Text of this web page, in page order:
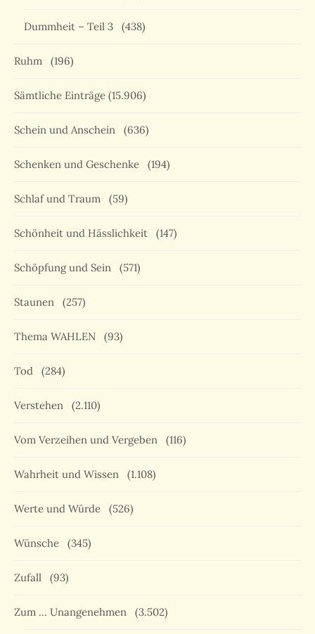
Dummheit – Teil 3 (438)
Ruhm (196)
Sämtliche Einträge (15.906)
Schein und Anschein (636)
Schenken und Geschenke (194)
Schlaf und Traum (59)
Schönheit und Hässlichkeit (147)
Schöpfung und Sein (571)
Staunen (257)
Thema WAHLEN (93)
Tod (284)
Verstehen (2.110)
Vom Verzeihen und Vergeben (116)
Wahrheit und Wissen (1.108)
Werte und Würde (526)
Wünsche (345)
Zufall (93)
Zum … Unangenehmen (3.502)